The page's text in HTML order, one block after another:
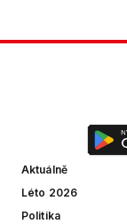
Aktuálně
Léto 2026
Politika